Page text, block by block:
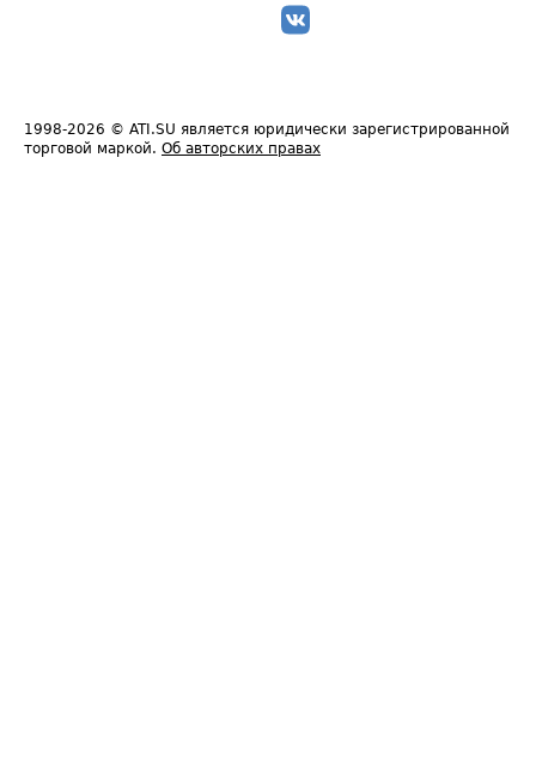
1998-2026 © ATI.SU является юридически зарегистрированной
торговой маркой. Об авторских правах